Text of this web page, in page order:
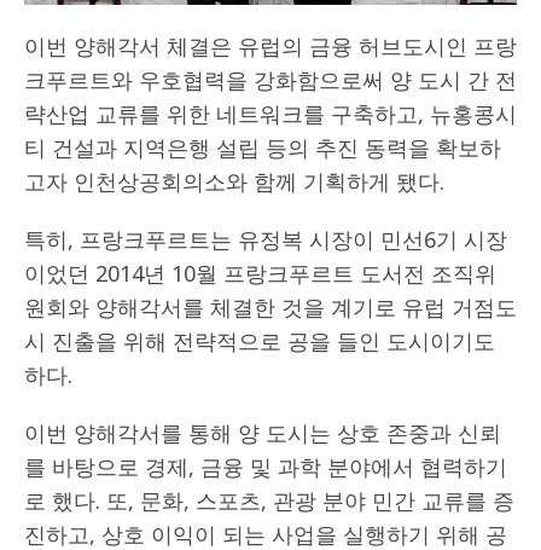
이번 양해각서 체결은 유럽의 금융 허브도시인 프랑
크푸르트와 우호협력을 강화함으로써 양 도시 간 전
략산업 교류를 위한 네트워크를 구축하고, 뉴홍콩시
티 건설과 지역은행 설립 등의 추진 동력을 확보하
고자 인천상공회의소와 함께 기획하게 됐다.
특히, 프랑크푸르트는 유정복 시장이 민선6기 시장
이었던 2014년 10월 프랑크푸르트 도서전 조직위
원회와 양해각서를 체결한 것을 계기로 유럽 거점도
시 진출을 위해 전략적으로 공을 들인 도시이기도
하다.
이번 양해각서를 통해 양 도시는 상호 존중과 신뢰
를 바탕으로 경제, 금융 및 과학 분야에서 협력하기
로 했다. 또, 문화, 스포츠, 관광 분야 민간 교류를 증
진하고, 상호 이익이 되는 사업을 실행하기 위해 공